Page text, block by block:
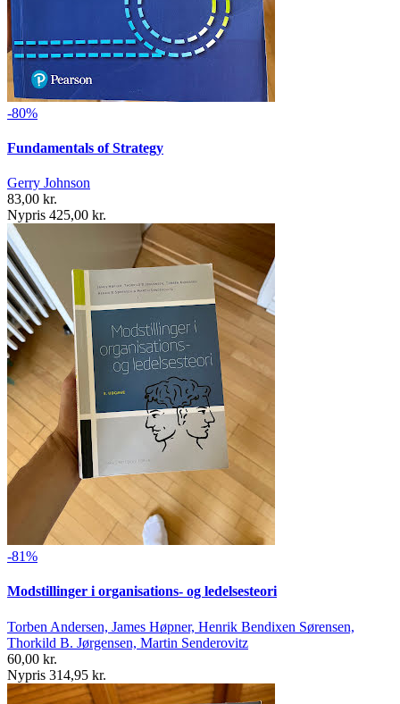
-80%
Fundamentals of Strategy
Gerry Johnson
83,00 kr.
Nypris 425,00 kr.
-81%
Modstillinger i organisations- og ledelsesteori
Torben Andersen, James Høpner, Henrik Bendixen Sørensen,
Thorkild B. Jørgensen, Martin Senderovitz
60,00 kr.
Nypris 314,95 kr.